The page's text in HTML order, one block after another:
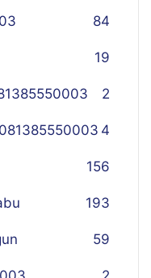
84
19
2
4
156
193
59